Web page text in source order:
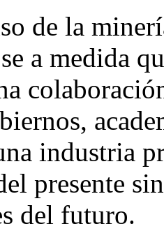
de la
a medida
industria
presente
del futuro.